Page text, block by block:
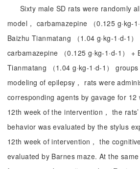
Sixty male SD rats were randomly
model， carbamazepine （0.125 g·kg-
Baizhu Tianmatang （1.04 g·kg-1·d-1）
carbamazepine （0.125 g·kg-1·d-1） +
Tianmatang （1.04 g·kg-1·d-1）
modeling of epilepsy， rats were
corresponding agents by gavage for 12
12th week of the intervention， the
behavior was evaluated by the stylus
12th week of intervention， the
evaluated by Barnes maze. At the